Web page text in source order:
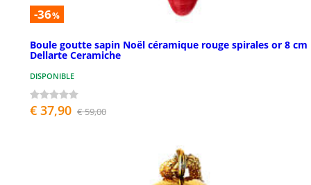
-36%
Boule goutte sapin Noël céramique rouge spirales or 8 cm
Dellarte Ceramiche
DISPONIBLE
€ 37,90 € 59,00